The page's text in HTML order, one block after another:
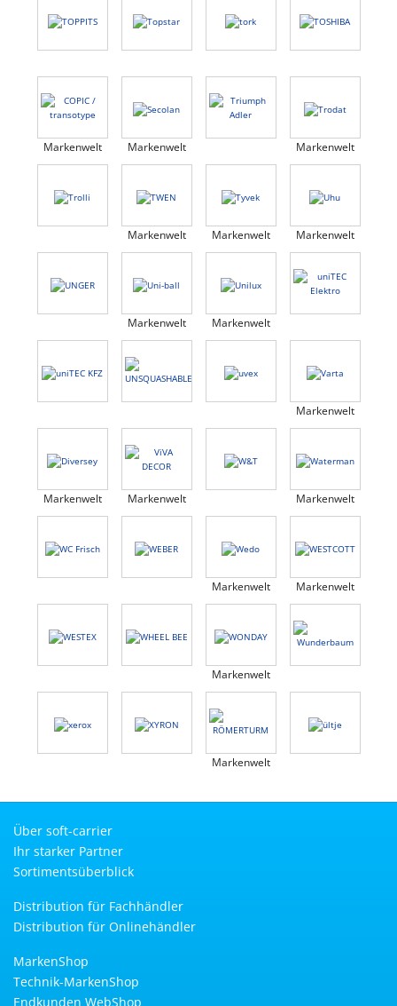
Markenwelt Markenwelt Markenwelt
Markenwelt Markenwelt Markenwelt
Markenwelt Markenwelt
Markenwelt
Markenwelt Markenwelt Markenwelt
Markenwelt Markenwelt
Markenwelt
Markenwelt
Über soft-carrier
Ihr starker Partner
Sortimentsüberblick
Distribution für Fachhändler
Distribution für Onlinehändler
MarkenShop
Technik-MarkenShop
Endkunden WebShop